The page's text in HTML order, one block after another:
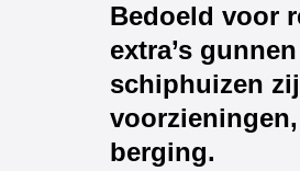
Bedoeld voor
extra’s
schiphuizen
berging.